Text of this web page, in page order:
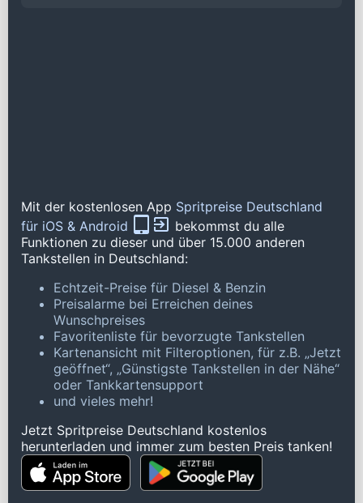
Mit der kostenlosen App Spritpreise Deutschland
für iOS & Android
bekommst du alle
Funktionen zu dieser und über 15.000 anderen
Tankstellen in Deutschland:
Echtzeit-Preise für Diesel & Benzin
Preisalarme bei Erreichen deines
Wunschpreises
Favoritenliste für bevorzugte Tankstellen
Kartenansicht mit Filteroptionen, für z.B. „Jetzt
geöffnet“, „Günstigste Tankstellen in der Nähe“
oder Tankkartensupport
und vieles mehr!
Jetzt Spritpreise Deutschland kostenlos
herunterladen und immer zum besten Preis tanken!